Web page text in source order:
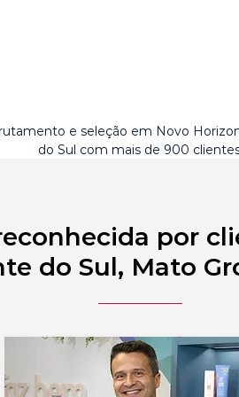
e seleção em Novo
do Sul com mais de 900
por
do Sul, Mato